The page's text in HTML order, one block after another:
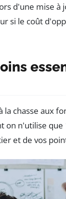
d'une mise à
si le coût
chasse aux
on n'utilise que
et de vos